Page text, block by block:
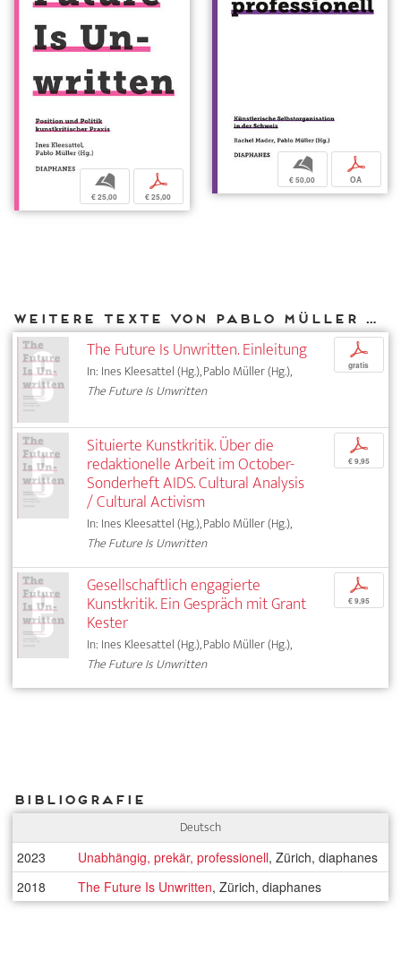
b
€ 25,00
p
€ 25,00
b
€ 50,00
p
OA
Weitere Texte von Pablo Müller bei DIAPHANES
The Future Is Unwritten. Einleitung
In: Ines Kleesattel (Hg.), Pablo Müller (Hg.),
The Future Is Unwritten
p
gratis
Situierte Kunstkritik. Über die
redaktionelle Arbeit im October-
Sonderheft AIDS. Cultural Analysis
/ Cultural Activism
In: Ines Kleesattel (Hg.), Pablo Müller (Hg.),
The Future Is Unwritten
p
€ 9,95
Gesellschaftlich engagierte
Kunstkritik. Ein Gespräch mit Grant
Kester
In: Ines Kleesattel (Hg.), Pablo Müller (Hg.),
The Future Is Unwritten
p
€ 9,95
Bibliografie
Deutsch
2023 Unabhängig, prekär, professionell, Zürich, diaphanes
2018
The Future Is Unwritten, Zürich, diaphanes